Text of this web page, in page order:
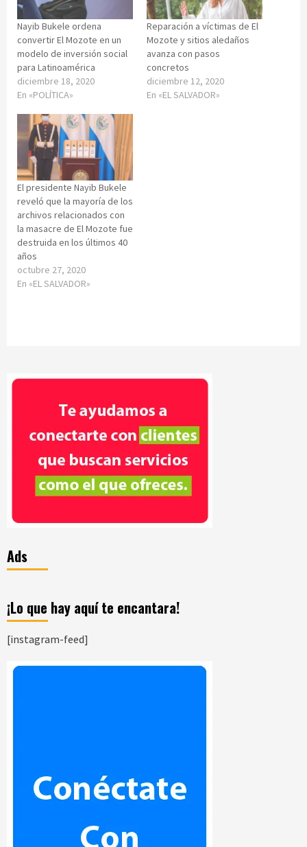
Nayib Bukele ordena
convertir El Mozote en un
modelo de inversión social
para Latinoamérica
diciembre 18, 2020
En «POLÍTICA»
Reparación a víctimas de El
Mozote y sitios aledaños
avanza con pasos
concretos
diciembre 12, 2020
En «EL SALVADOR»
El presidente Nayib Bukele
reveló que la mayoría de los
archivos relacionados con
la masacre de El Mozote fue
destruida en los últimos 40
años
octubre 27, 2020
En «EL SALVADOR»
Ads
¡Lo que hay aquí te encantara!
[instagram-feed]